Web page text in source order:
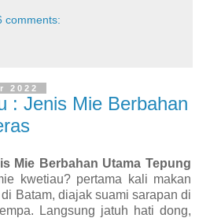
comments:
2022
: Jenis Mie Berbahan
Mie Berbahan Utama Tepung
kwetiau? pertama kali makan
Batam, diajak suami sarapan di
Langsung jatuh hati dong,